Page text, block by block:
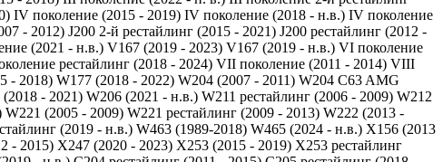
IV поколение (2015 - 2019) IV поколение (2018 - н.в.) IV поколение
- 2012) J200 2-й рестайлинг (2015 - 2021) J200 рестайлинг (2012 -
(2021 - н.в.) V167 (2019 - 2023) V167 (2019 - н.в.) VI поколение
рестайлинг (2018 - 2024) VII поколение (2011 - 2014) VIII
- 2018) W177 (2018 - 2022) W204 (2007 - 2011) W204 C63 AMG
(2018 - 2021) W206 (2021 - н.в.) W211 рестайлинг (2006 - 2009) W212
W221 (2005 - 2009) W221 рестайлинг (2009 - 2013) W222 (2013 -
(2019 - н.в.) W463 (1989-2018) W465 (2024 - н.в.) X156 (2013
- 2015) X247 (2020 - 2023) X253 (2015 - 2019) X253 рестайлинг